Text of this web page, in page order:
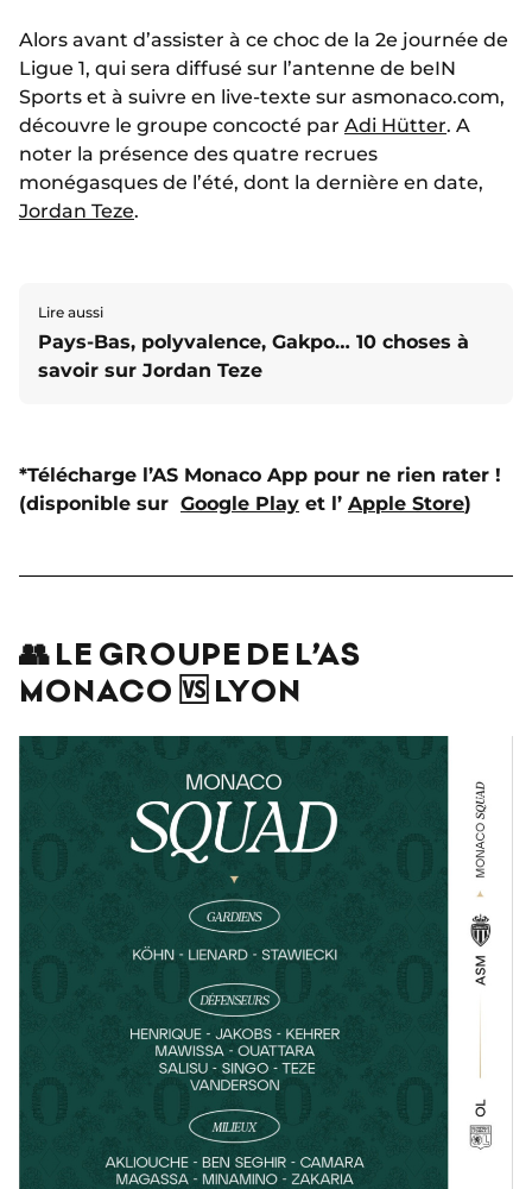
Alors avant d’assister à ce choc de la 2e journée de
Ligue 1, qui sera diffusé sur l’antenne de beIN
Sports et à suivre en live-texte sur asmonaco.com,
découvre le groupe concocté par Adi Hütter. A
noter la présence des quatre recrues
monégasques de l’été, dont la dernière en date,
Jordan Teze.
Lire aussi
Pays-Bas, polyvalence, Gakpo… 10 choses à
savoir sur Jordan Teze
*Télécharge l’AS Monaco App pour ne rien rater !
(disponible sur Google Play et l’ Apple Store)
👥 LE GROUPE DE L’AS
MONACO 🆚 LYON